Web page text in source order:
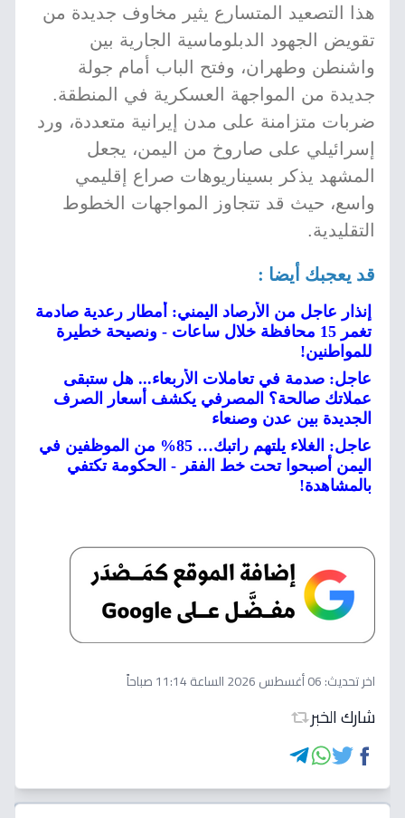
هذا التصعيد المتسارع يثير مخاوف جديدة من
تقويض الجهود الدبلوماسية الجارية بين
واشنطن وطهران، وفتح الباب أمام جولة
جديدة من المواجهة العسكرية في المنطقة.
ضربات متزامنة على مدن إيرانية متعددة، ورد
إسرائيلي على صاروخ من اليمن، يجعل
المشهد يذكر بسيناريوهات صراع إقليمي
واسع، حيث قد تتجاوز المواجهات الخطوط
التقليدية.
قد يعجبك أيضا :
إنذار عاجل من الأرصاد اليمني: أمطار رعدية صادمة
تغمر 15 محافظة خلال ساعات - ونصيحة خطيرة
للمواطنين!
عاجل: صدمة في تعاملات الأربعاء... هل ستبقى
عملاتك صالحة؟ المصرفي يكشف أسعار الصرف
الجديدة بين عدن وصنعاء
عاجل: الغلاء يلتهم راتبك… 85% من الموظفين في
اليمن أصبحوا تحت خط الفقر - الحكومة تكتفي
بالمشاهدة!
اخر تحديث:06 أغسطس 2026 الساعة 11:14 صباحاً
شارك الخبر